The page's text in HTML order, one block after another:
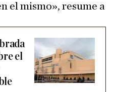
el mismo», resume a
el